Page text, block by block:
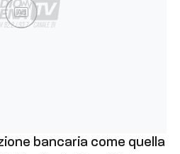
Ad
bancaria come quella